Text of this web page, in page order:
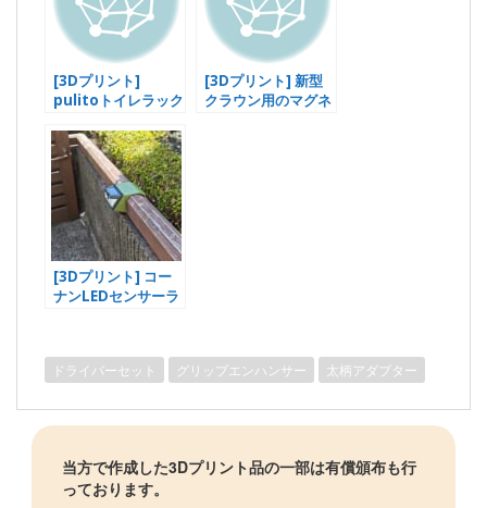
[3Dプリント]
pulitoトイレラック
しを作る
[3Dプリント] 新型
クラウン用のマグネ
[3Dプリント] コー
ナンLEDセンサーラ
ドライバーセット グリップエンハンサー 太柄アダプター
当方で作成した3Dプリント品の一部は有償頒布も行
っております。